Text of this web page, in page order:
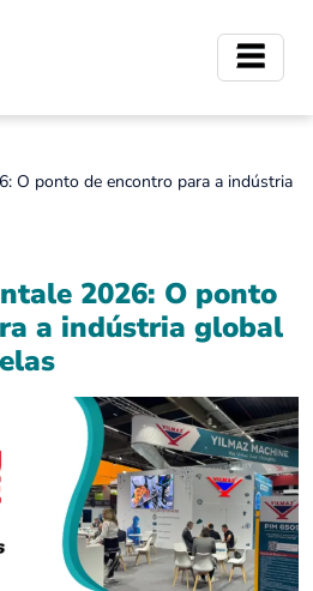
O ponto de encontro para a indústria
2026: O ponto
a indústria global